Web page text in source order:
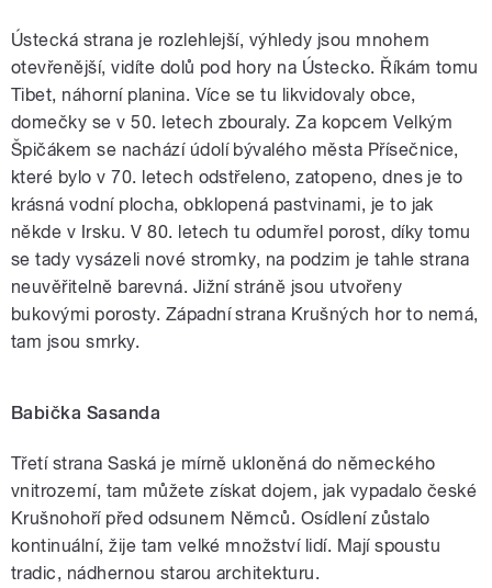
Ústecká strana je rozlehlejší, výhledy jsou mnohem
otevřenější, vidíte dolů pod hory na Ústecko. Říkám tomu
Tibet, náhorní planina. Více se tu likvidovaly obce,
domečky se v 50. letech zbouraly. Za kopcem Velkým
Špičákem se nachází údolí bývalého města Přísečnice,
které bylo v 70. letech odstřeleno, zatopeno, dnes je to
krásná vodní plocha, obklopená pastvinami, je to jak
někde v Irsku. V 80. letech tu odumřel porost, díky tomu
se tady vysázeli nové stromky, na podzim je tahle strana
neuvěřitelně barevná. Jižní stráně jsou utvořeny
bukovými porosty. Západní strana Krušných hor to nemá,
tam jsou smrky.
Babička Sasanda
Třetí strana Saská je mírně ukloněná do německého
vnitrozemí, tam můžete získat dojem, jak vypadalo české
Krušnohoří před odsunem Němců. Osídlení zůstalo
kontinuální, žije tam velké množství lidí. Mají spoustu
tradic, nádhernou starou architekturu.